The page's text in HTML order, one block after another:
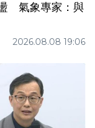
氣象專家：與
2026.08.08 19:06